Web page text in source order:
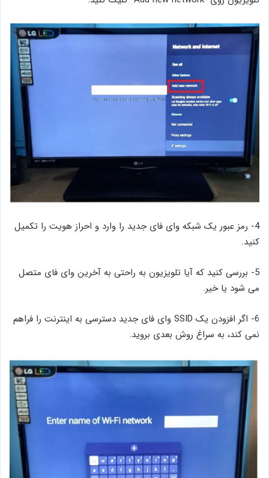
4- رمز عبور یک شبکه وای ‌فای جدید را وارد و احراز هویت را تکمیل
کنید.
5- بررسی کنید که آیا تلویزیون به راحتی به آخرین وای ‌فای متصل
می‌ شود یا خیر.
6- اگر افزودن یک SSID وای‌ فای جدید دسترسی به اینترنت را فراهم
نمی ‌کند، به سراغ روش بعدی بروید.